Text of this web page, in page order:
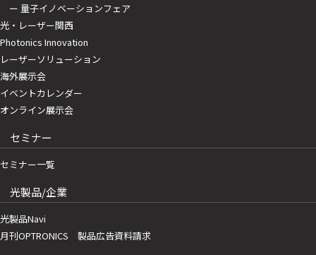
ー 量子イノベーションフェア
光・レーザー関西
Photonics Innovation
レーザーソリューション
海外展示会
イベントカレンダー
オンライン展示会
セミナー
セミナー一覧
光製品/企業
光製品Navi
月刊OPTRONICS 製品広告資料請求